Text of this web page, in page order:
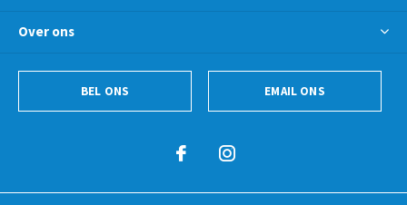
Over ons
BEL ONS EMAIL ONS